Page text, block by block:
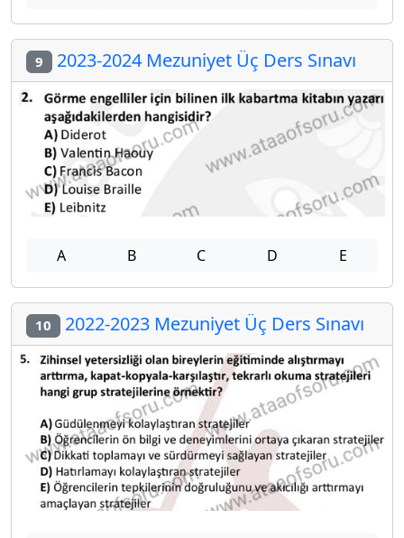
9 2023-2024 Mezuniyet Üç Ders Sınavı
A B C D E
10 2022-2023 Mezuniyet Üç Ders Sınavı